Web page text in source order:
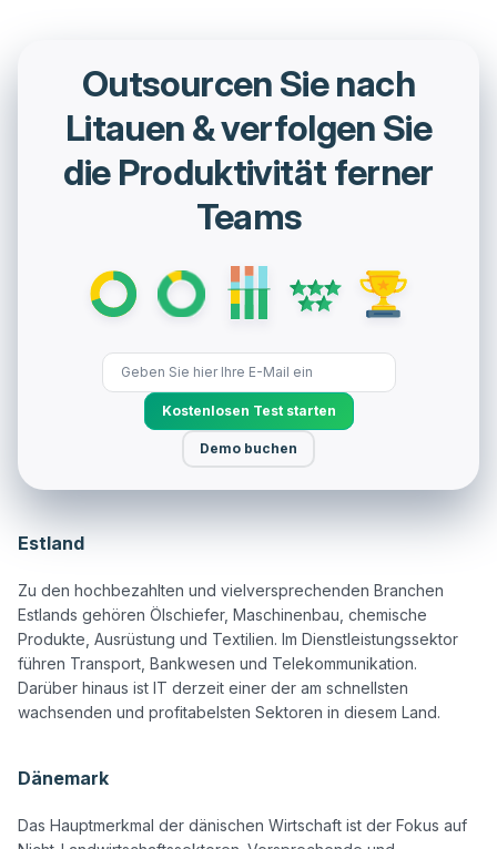
Outsourcen Sie nach
Litauen & verfolgen Sie
die Produktivität ferner
Teams
Kostenlosen Test starten
Demo buchen
Estland
Zu den hochbezahlten und vielversprechenden Branchen
Estlands gehören Ölschiefer, Maschinenbau, chemische
Produkte, Ausrüstung und Textilien. Im Dienstleistungssektor
führen Transport, Bankwesen und Telekommunikation.
Darüber hinaus ist IT derzeit einer der am schnellsten
wachsenden und profitabelsten Sektoren in diesem Land.
Dänemark
Das Hauptmerkmal der dänischen Wirtschaft ist der Fokus auf